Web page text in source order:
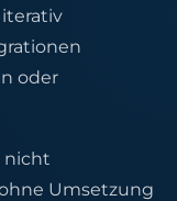
oder
nicht
Umsetzung